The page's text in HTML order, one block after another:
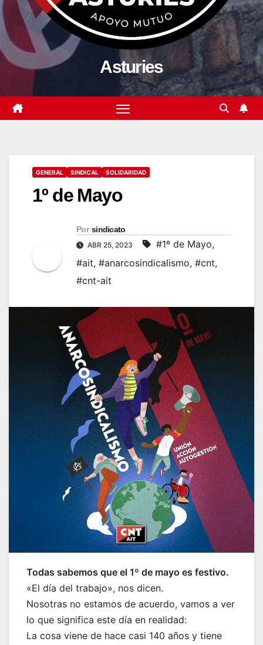
Asturies
GENERAL SINDICAL SOLIDARIDAD
1º de Mayo
Por sindicato
ABR 25, 2023 #1º de Mayo,
#ait, #anarcosindicalismo, #cnt,
#cnt-ait
Todas sabemos que el 1º de mayo es festivo.
«El día del trabajo», nos dicen.
Nosotras no estamos de acuerdo, vamos a ver
lo que significa este día en realidad:
La cosa viene de hace casi 140 años y tiene